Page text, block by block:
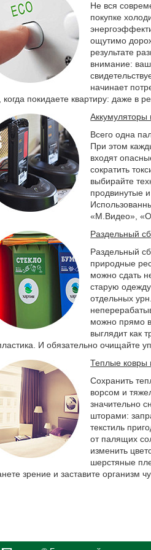
Не вся
покупке
ощутимо
результате
внимание:
начинает
когда покидаете квартиру: даже в
Аккумуляторы
Всего одна
При этом
входят
сократить
выбирайте
продвинутые
«М.Видео»,
Раздельный
Раздельный
природные
можно сдать
старую
отдельных
можно прямо
выглядит как
И обязательно очищайте
Теплые ковры
Сохранить
ворсом и
значительно
шторами:
текстиль
от палящих
изменить
шерстяные
зрение и заставите организм